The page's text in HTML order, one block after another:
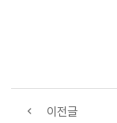
이전글